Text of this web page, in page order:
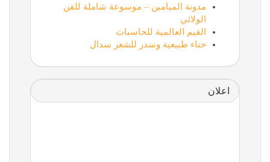
مدونة الميامين – موسوعة شاملة للفن
الولائي
القيم العالمية للحاسبات
حناء طبيعية وسدر للشعر سدال
اعلان